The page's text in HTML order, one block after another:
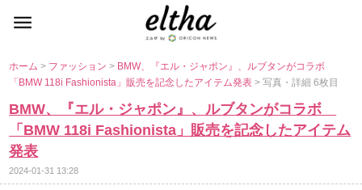
ホーム> ファッション> BMW、『エル・ジャポン』、ルブタンがコラボ
「BMW 118i Fashionista」販売を記念したアイテム発表> 写真・詳細 6枚目
BMW、『エル・ジャポン』、ルブタンがコラボ
「BMW 118i Fashionista」販売を記念したアイテム
発表
2024-01-31 13:28